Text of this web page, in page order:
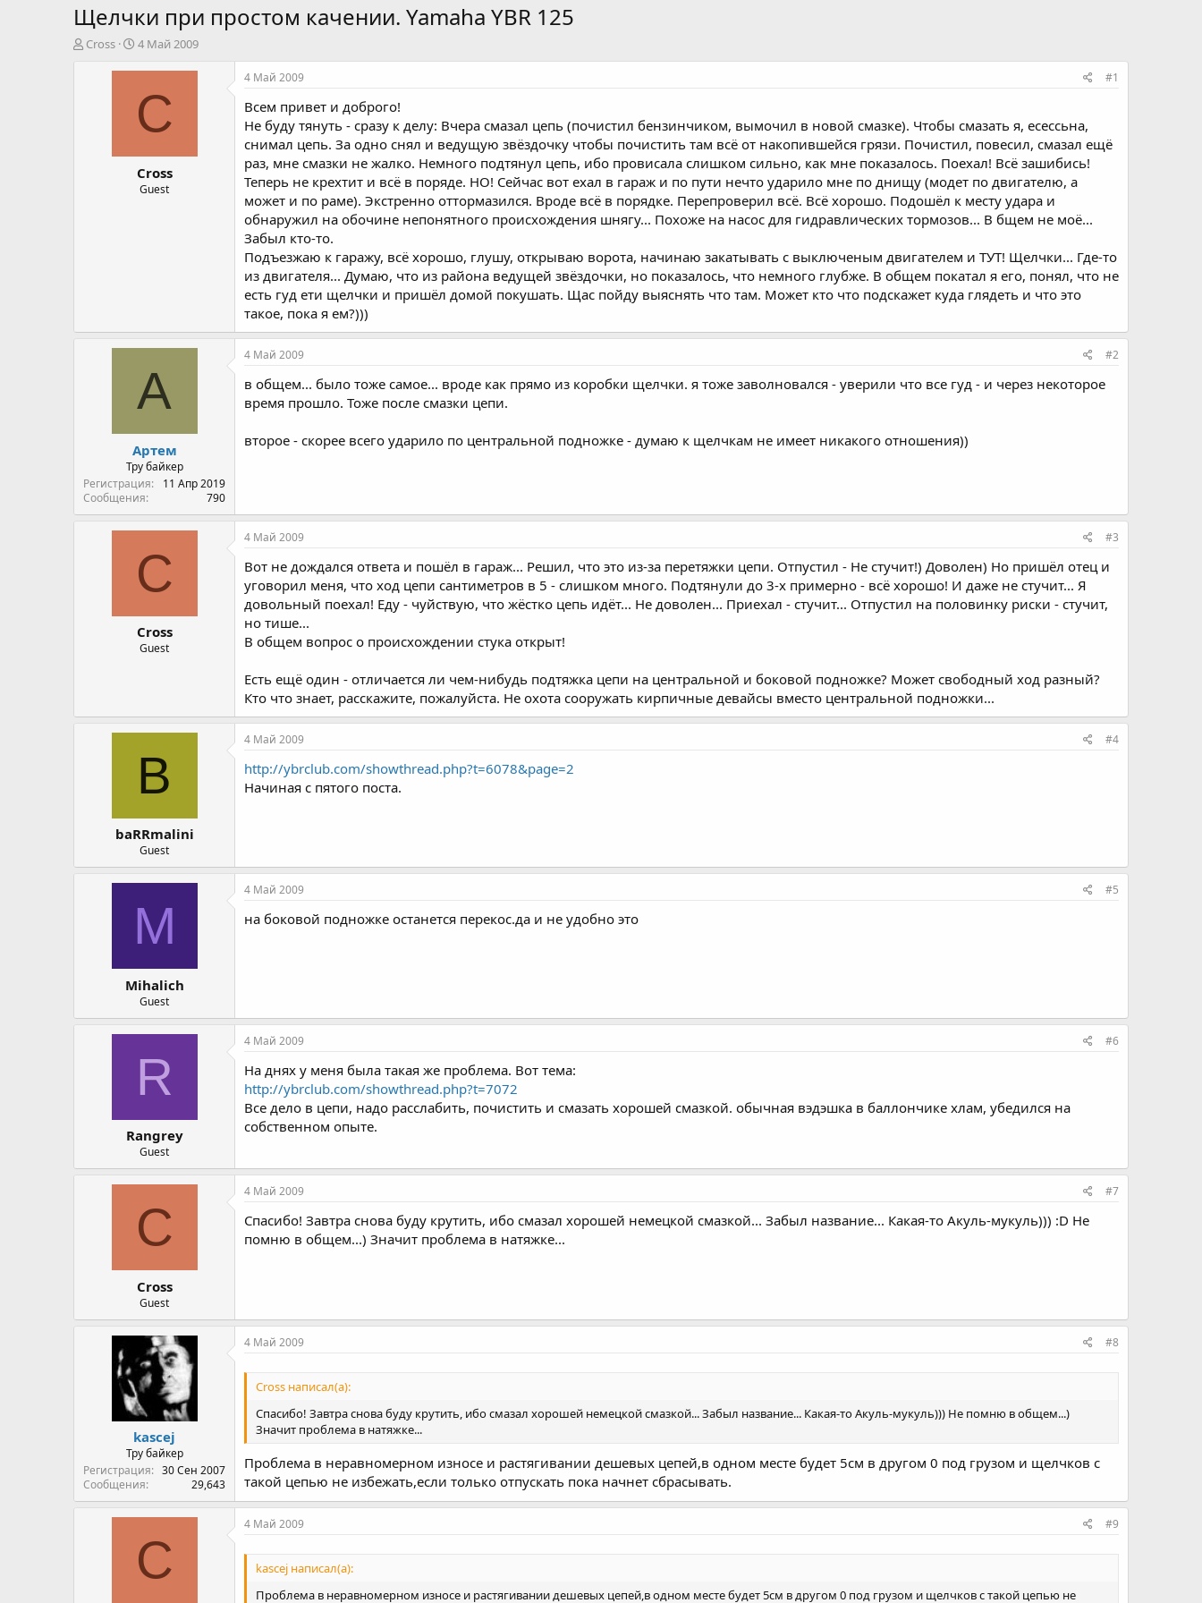
Щелчки при простом качении. Yamaha YBR 125
А
Cross
Д
т
н
а
а
л
а
4 Май 2009
C
Cross
Guest
4 Май 2009 #1
Всем привет и доброго!
Не буду тянуть - сразу к делу: Вчера смазал цепь (почистил бензинчиком, вымочил в новой смазке). Чтобы смазать я, есессьна,
снимал цепь. За одно снял и ведущую звёздочку чтобы почистить там всё от накопившейся грязи. Почистил, повесил, смазал ещё
раз, мне смазки не жалко. Немного подтянул цепь, ибо провисала слишком сильно, как мне показалось. Поехал! Всё зашибись!
Теперь не крехтит и всё в поряде. НО! Сейчас вот ехал в гараж и по пути нечто ударило мне по днищу (модет по двигателю, а
может и по раме). Экстренно оттормазился. Вроде всё в порядке. Перепроверил всё. Всё хорошо. Подошёл к месту удара и
обнаружил на обочине непонятного происхождения шнягу... Похоже на насос для гидравлических тормозов... В бщем не моё...
Забыл кто-то.
Подъезжаю к гаражу, всё хорошо, глушу, открываю ворота, начинаю закатывать с выключеным двигателем и ТУТ! Щелчки... Где-то
из двигателя... Думаю, что из района ведущей звёздочки, но показалось, что немного глубже. В общем покатал я его, понял, что не
есть гуд ети щелчки и пришёл домой покушать. Щас пойду выяснять что там. Может кто что подскажет куда глядеть и что это
такое, пока я ем?)))
А
Артем
Тру байкер
Регистрация
11 Апр 2019
Сообщения
790
4 Май 2009 #2
в общем... было тоже самое... вроде как прямо из коробки щелчки. я тоже заволновался - уверили что все гуд - и через некоторое
время прошло. Тоже после смазки цепи.
второе - скорее всего ударило по центральной подножке - думаю к щелчкам не имеет никакого отношения))
C
Cross
Guest
4 Май 2009 #3
Вот не дождался ответа и пошёл в гараж... Решил, что это из-за перетяжки цепи. Отпустил - Не стучит!) Доволен) Но пришёл отец и
уговорил меня, что ход цепи сантиметров в 5 - слишком много. Подтянули до 3-х примерно - всё хорошо! И даже не стучит... Я
довольный поехал! Еду - чуйствую, что жёстко цепь идёт... Не доволен... Приехал - стучит... Отпустил на половинку риски - стучит,
но тише...
В общем вопрос о происхождении стука открыт!
Есть ещё один - отличается ли чем-нибудь подтяжка цепи на центральной и боковой подножке? Может свободный ход разный?
Кто что знает, расскажите, пожалуйста. Не охота сооружать кирпичные девайсы вместо центральной подножки...
B
baRRmalini
Guest
4 Май 2009 #4
http://ybrclub.com/showthread.php?t=6078&page=2
Начиная с пятого поста.
M
Mihalich
Guest
4 Май 2009 #5
на боковой подножке останется перекос.да и не удобно это
R
Rangrey
Guest
4 Май 2009 #6
На днях у меня была такая же проблема. Вот тема:
http://ybrclub.com/showthread.php?t=7072
Все дело в цепи, надо расслабить, почистить и смазать хорошей смазкой. обычная вэдэшка в баллончике хлам, убедился на
собственном опыте.
C
Cross
Guest
4 Май 2009 #7
Спасибо! Завтра снова буду крутить, ибо смазал хорошей немецкой смазкой... Забыл название... Какая-то Акуль-мукуль))) :D Не
помню в общем...) Значит проблема в натяжке...
kascej
Тру байкер
Регистрация
30 Сен 2007
Сообщения
29,643
4 Май 2009 #8
Cross написал(а):
Спасибо! Завтра снова буду крутить, ибо смазал хорошей немецкой смазкой... Забыл название... Какая-то Акуль-мукуль))) Не помню в общем...)
Значит проблема в натяжке...
Проблема в неравномерном износе и растягивании дешевых цепей,в одном месте будет 5см в другом 0 под грузом и щелчков с
такой цепью не избежать,если только отпускать пока начнет сбрасывать.
C
4 Май 2009 #9
kascej написал(а):
Проблема в неравномерном износе и растягивании дешевых цепей,в одном месте будет 5см в другом 0 под грузом и щелчков с такой цепью не